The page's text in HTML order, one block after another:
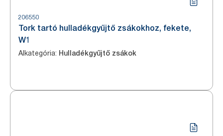
206550
Tork tartó hulladékgyűjtő zsákokhoz, fekete,
W1
Alkategória: Hulladékgyűjtő zsákok